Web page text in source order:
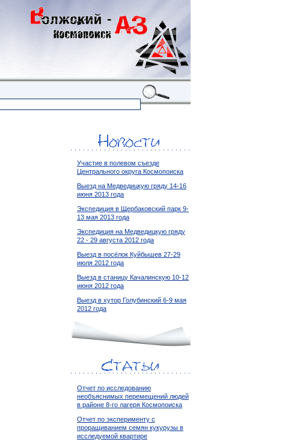
Участие в полевом съезде
Центрального округа Космопоиска
Выезд на Медведицкую гряду 14-16
июня 2013 года
Экспедиция в Щербаковский парк 9-
13 мая 2013 года
Экспедиция на Медведицкую гряду
22 - 29 августа 2012 года
Выезд в посёлок Куйбышев 27-29
июля 2012 года
Выезд в станицу Качалинскую 10-12
июня 2012 года
Выезд в хутор Голубинский 6-9 мая
2012 года
Отчет по исследованию
необъяснимых перемещений людей
в районе 8-го лагеря Космопоиска
Отчет по эксперименту с
проращиванием семян кукурузы в
исследуемой квартире